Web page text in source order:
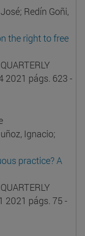
Redín Goñi,
the right to free
2021 págs. 623 -
Ignacio;
practice? A
2021 págs. 75 -